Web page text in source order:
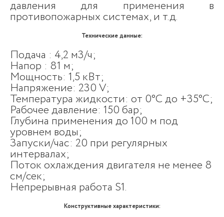
давления для применения в
противопожарных системах, и т.д.
Технические данные:
Подача : 4,2 м3/ч;
Напор : 81 м;
Мощность: 1,5 кВт;
Напряжение: 230 V;
Температура жидкости: от 0°С до +35°С;
Рабочее давление: 150 бар;
Глубина применения до 100 м под
уровнем воды;
Запуски/час: 20 при регулярных
интервалах;
Поток охлаждения двигателя не менее 8
см/сек;
Непрерывная работа S1.
Конструктивные характеристики: